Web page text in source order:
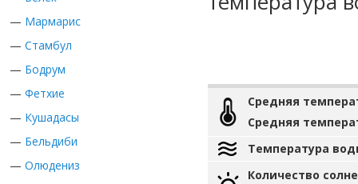
— Мармарис
— Стамбул
— Бодрум
— Фетхие
— Кушадасы
— Бельдиби
— Олюдениз
Средняя
Средняя
Температура
Количество